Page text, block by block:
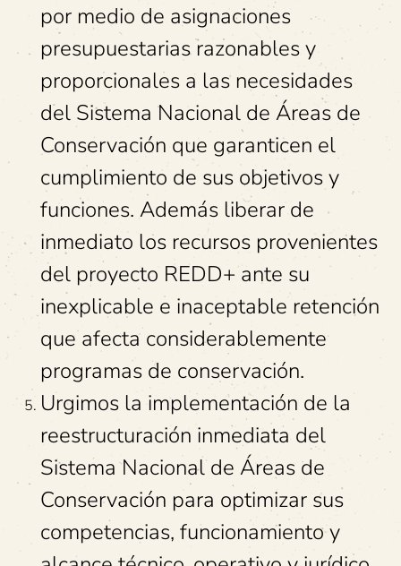
por medio de asignaciones
presupuestarias razonables y
proporcionales a las necesidades
del Sistema Nacional de Áreas de
Conservación que garanticen el
cumplimiento de sus objetivos y
funciones. Además liberar de
inmediato los recursos provenientes
del proyecto REDD+ ante su
inexplicable e inaceptable retención
que afecta considerablemente
programas de conservación.
Urgimos la implementación de la
reestructuración inmediata del
Sistema Nacional de Áreas de
Conservación para optimizar sus
competencias, funcionamiento y